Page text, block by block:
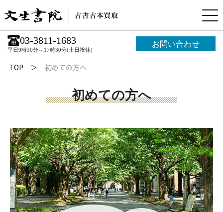
03-3811-1683
平日9時30分～17時30分(土日祝休)
お問い合わせ
TOP 初めての方へ
初めての方へ